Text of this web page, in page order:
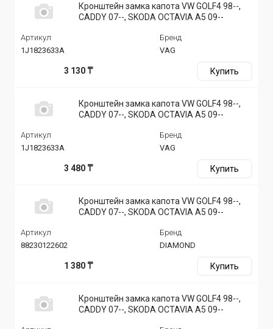
Кронштейн замка капота VW GOLF4 98--,
CADDY 07--, SKODA OCTAVIA A5 09--
Артикул
1J1823633A
Бренд
VAG
3 130 ₸ Купить
Кронштейн замка капота VW GOLF4 98--,
CADDY 07--, SKODA OCTAVIA A5 09--
Артикул
1J1823633A
Бренд
VAG
3 480 ₸ Купить
Кронштейн замка капота VW GOLF4 98--,
CADDY 07--, SKODA OCTAVIA A5 09--
Артикул
88230122602
Бренд
DIAMOND
1 380 ₸ Купить
Кронштейн замка капота VW GOLF4 98--,
CADDY 07--, SKODA OCTAVIA A5 09--